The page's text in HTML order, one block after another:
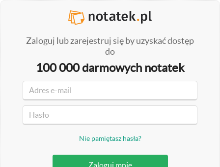
Zaloguj lub zarejestruj się by uzyskać dostęp
do
100 000 darmowych notatek
Nie pamiętasz hasła?